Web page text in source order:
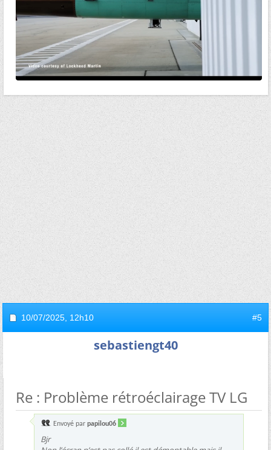
10/07/2025, 12h10 #5
sebastiengt40
Re : Problème rétroéclairage TV LG
Envoyé par papilou06
Bjr